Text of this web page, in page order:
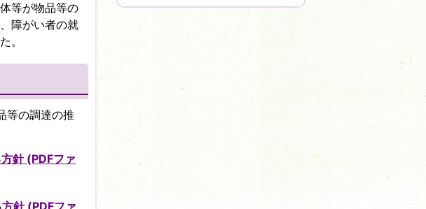
等が物品等の
障がい者の就
。
等の調達の推
針 (PDFファ
針 (PDFファ